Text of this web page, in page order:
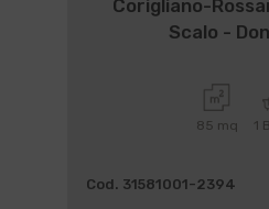
Corigliano-
Scalo -
85 mq 1
Cod. 31581001-2394